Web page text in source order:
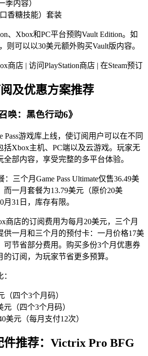
季内容）
香糖技能）套装
、Xbox和PC平台预购Vault Edition。如
则可以以30美元额外购买Vault版内容。
商店 | 访问PlayStation商店 | 在Steam预订
阅及优惠方案推荐
唤：黑色行动6》
Pass游戏库上线，使订阅用户可以在不同
括Xbox主机、PC端以及云游戏。玩家无
部内容，享受完整的多平台体验。
三个月Game Pass Ultimate仅售36.49美
而一月套餐为13.79美元（原价20美
31日，库存有限。
商店的订阅费用为每月20美元，三个月
供一月和三个月的预付卡：一月价格17美
可节省部分费用。购买多份3个月优惠券
订阅，为玩家节省更多预算。
（四个3个月码）
元（四个3个月码）
美元（每月支付12次）
件推荐：Victrix Pro BFG